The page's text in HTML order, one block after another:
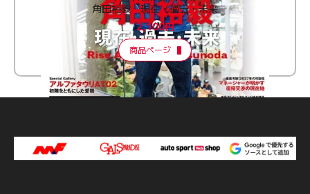
角田裕毅 現在・過去・未来
2,100円
商品ページ